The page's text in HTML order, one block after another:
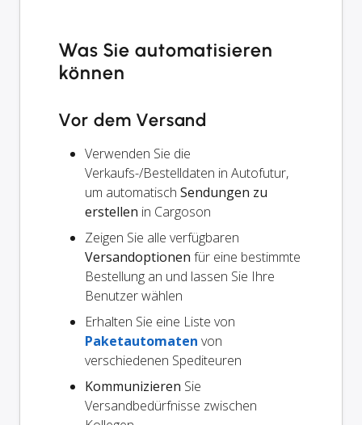
Was Sie automatisieren
können
Vor dem Versand
Verwenden Sie die
Verkaufs-/Bestelldaten in Autofutur,
um automatisch Sendungen zu
erstellen in Cargoson
Zeigen Sie alle verfügbaren
Versandoptionen für eine bestimmte
Bestellung an und lassen Sie Ihre
Benutzer wählen
Erhalten Sie eine Liste von
Paketautomaten von
verschiedenen Spediteuren
Kommunizieren Sie
Versandbedürfnisse zwischen